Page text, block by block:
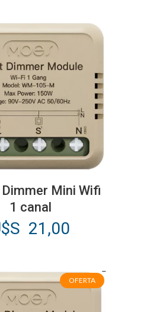
Mini Wifi
1 canal
21,00
OFERTA